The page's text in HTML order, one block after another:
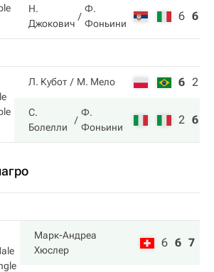
Н.
Джокович
Ф.
Фоньини
6 6
Л. Кубот М. Мело 6 2
С.
Болелли
Ф.
Фоньини
2 6
Марк-Андреа
Хюслер
6 6 7